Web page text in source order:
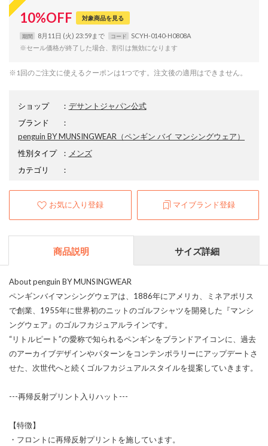
10%OFF 対象商品を見る
期間 8月11日 (火) 23:59まで コード
SCYH-0140-H0808A
※セール価格が終了した場合、割引は無効になります
※1回のご注文に使えるクーポンは1つです。注文後の適用はできません。
ショップ ： デサントジャパン公式
ブランド
：
penguin BY MUNSINGWEAR （ペンギン バイ マンシングウェア）
性別タイプ
： メンズ
カテゴリ
：
お気に入り登録 マイブランド登録
商品説明 サイズ詳細
About penguin BY MUNSINGWEAR
ペンギンバイマンシングウェアは、1886年にアメリカ、ミネアポリス
で創業、1955年に世界初のニットのゴルフシャツを開発した『マンシ
ングウェア』のゴルフカジュアルラインです。
“リトルピート”の愛称で知られるペンギンをブランドアイコンに、過去
のアーカイブデザインやパターンをコンテンポラリーにアップデートさ
せた、次世代へと続くゴルフカジュアルスタイルを提案していきます。
---再帰反射プリント入りハット---
【特徴】
・フロントに再帰反射プリントを施しています。